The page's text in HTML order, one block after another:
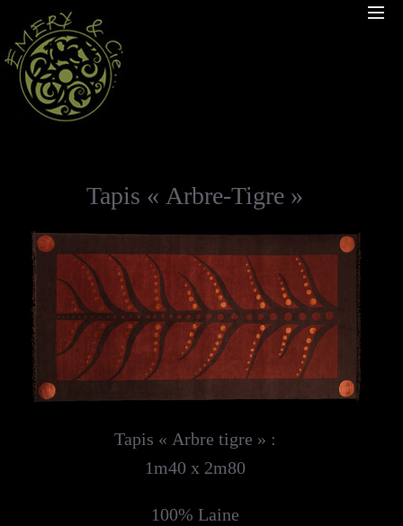
Tapis « Arbre-Tigre »
Tapis « Arbre tigre » :
1m40 x 2m80
100% Laine